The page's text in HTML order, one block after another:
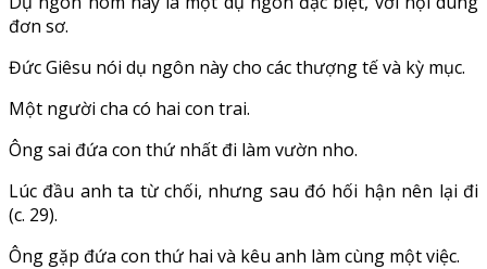
đơn sơ.
Đức Giêsu nói dụ ngôn này cho các thượng tế và kỳ mục.
Một người cha có hai con trai.
Ông sai đứa con thứ nhất đi làm vườn nho.
Lúc đầu anh ta từ chối, nhưng sau đó hối hận nên lại đi
(c. 29).
Ông gặp đứa con thứ hai và kêu anh làm cùng một việc.